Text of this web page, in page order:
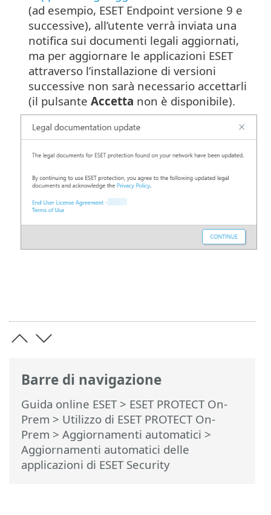
Barre di navigazione
Guida online ESET> ESET PROTECT On-
Prem > Utilizzo di ESET PROTECT On-
Prem > Aggiornamenti automatici >
Aggiornamenti automatici delle
applicazioni di ESET Security
(ad esempio, ESET Endpoint versione 9 e
successive), all’utente verrà inviata una
notifica sui documenti legali aggiornati,
ma per aggiornare le applicazioni ESET
attraverso l’installazione di versioni
successive non sarà necessario accettarli
(il pulsante Accetta non è disponibile).